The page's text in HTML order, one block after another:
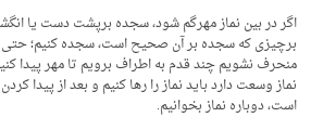
اگر در بین نماز مهرگم شود، سجده برپشت دست یا
برچیزی که سجده بر آن صحیح است، سجده کنیم؛ حتی
منحرف نشویم چند قدم به اطراف برویم تا مهر پیدا
نماز وسعت دارد باید نماز را رها کنیم و بعد از پیدا
است، دوباره نماز بخوانیم.